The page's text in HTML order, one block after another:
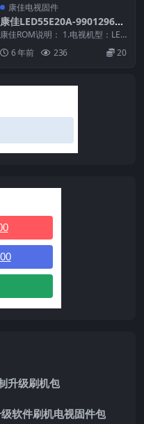
康佳电视固件
康佳LED55E20A-99012964-
V2.0.06原厂系统刷机电视固
件包下载
康佳ROM说明： 1.电视机型：LED
55E20A 2.物料号：99012964...
6 年前 236 20
升级刷机包
软件刷机电视固件包